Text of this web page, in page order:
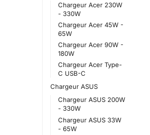
Chargeur Acer 230W
- 330W
Chargeur Acer 45W -
65W
Chargeur Acer 90W -
180W
Chargeur Acer Type-
C USB-C
Chargeur ASUS
Chargeur ASUS 200W
- 330W
Chargeur ASUS 33W
- 65W